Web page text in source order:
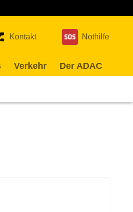
Kontakt Nothilfe
Verkehr Der ADAC